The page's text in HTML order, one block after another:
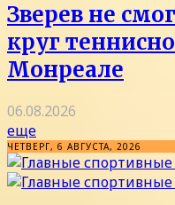
Зверев не
круг
Монреале
06.08.2026
еще
ЧЕТВЕРГ, 6 АВГУСТА, 2026